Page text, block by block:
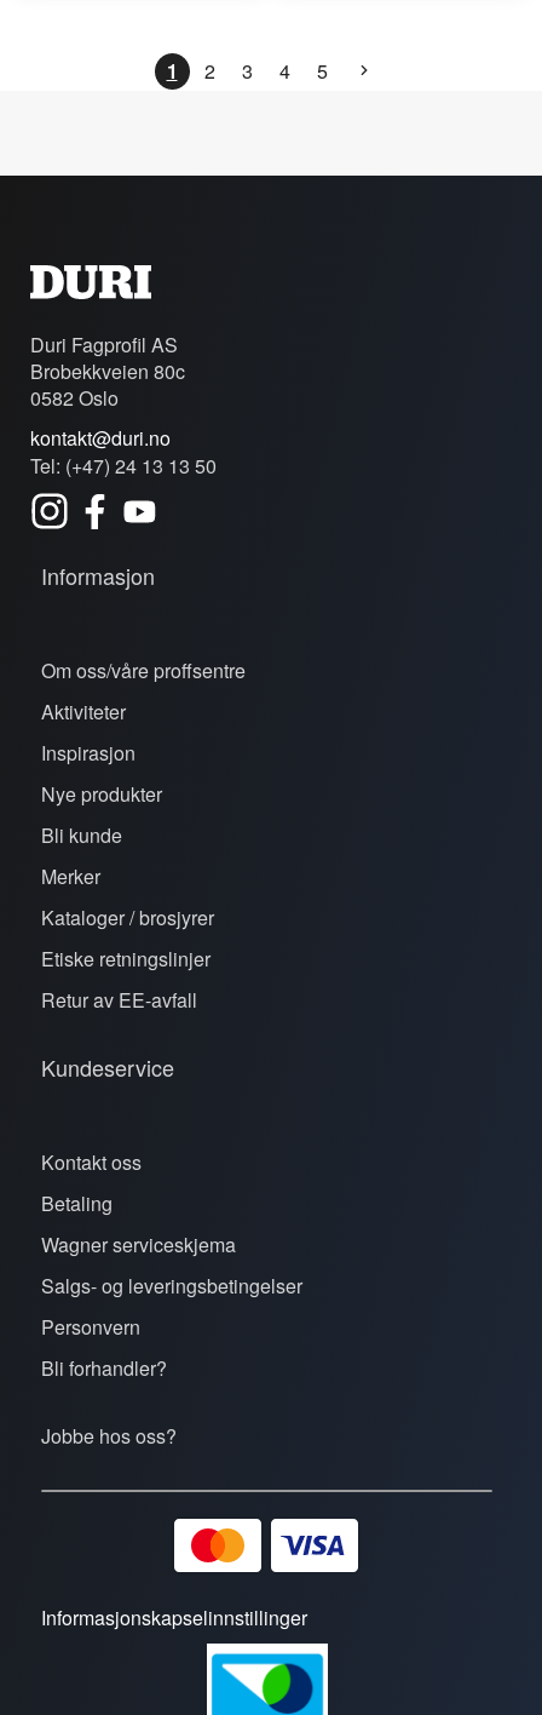
1 2 3 4 5
Duri Fagprofil AS
Brobekkveien 80c
0582 Oslo
kontakt@duri.no
Tel: (+47) 24 13 13 50
Informasjon
Om oss/våre proffsentre
Aktiviteter
Inspirasjon
Nye produkter
Bli kunde
Merker
Kataloger / brosjyrer
Etiske retningslinjer
Retur av EE-avfall
Kundeservice
Kontakt oss
Betaling
Wagner serviceskjema
Salgs- og leveringsbetingelser
Personvern
Bli forhandler?
Jobbe hos oss?
Informasjonskapselinnstillinger